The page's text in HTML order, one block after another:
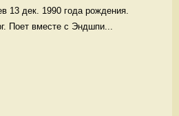
13 дек. 1990 года рождения.
Поет вместе с Эндшпи...